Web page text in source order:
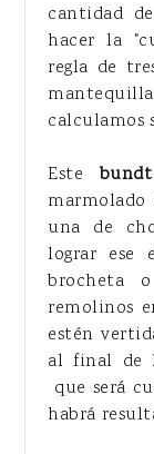
cantidad
hacer la
regla de
calculamos
Este
marmolado
una de
lograr ese
brocheta
remolinos
estén
al final de
que será
habrá